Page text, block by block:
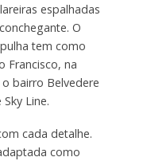
espalhadas
O
tem como
Francisco, na
bairro Belvedere
Line.
cada detalhe.
como